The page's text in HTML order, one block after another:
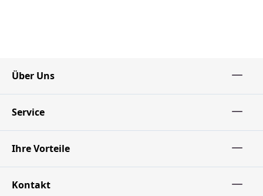
Über Uns
Service
Ihre Vorteile
Kontakt